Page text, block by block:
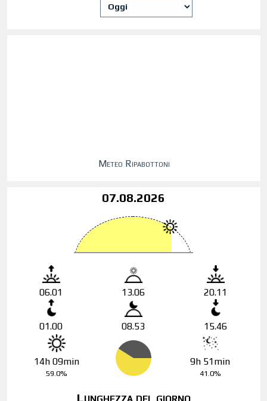
Meteo Ripabottoni
07.08.2026
06.01 13.06 20.11
01.00 08.53 15.46
14h 09min
59.0%
9h 51min
41.0%
Lunghezza del giorno